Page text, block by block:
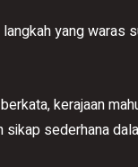
yang
kerajaan
sederhana